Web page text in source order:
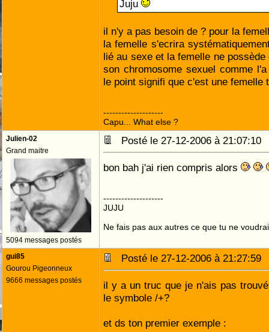
Juju
il n'y a pas besoin de ? pour la
la femelle s'ecrira
lié au sexe et la femelle ne
son chromosome sexuel comme
le point signifi que c'est une femelle
--------------------
Capu... What else ?
Julien-02
Grand maitre
5094 messages postés
Posté le 27-12-2006 à
bon bah j'ai rien compris alors
--------------------
JUJU
Ne fais pas aux autres ce que tu ne
gui85
Gourou Pigeonneux
9666 messages postés
Posté le 27-12-2006 à
il y a un truc que je n'ais pas
le symbole /+?
et ds ton premier exemple :